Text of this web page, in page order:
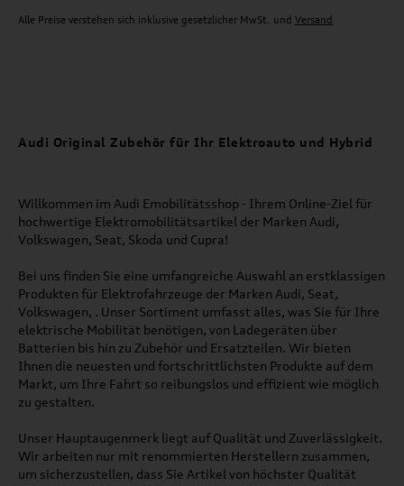
Alle Preise verstehen sich inklusive gesetzlicher MwSt. und Versand
Audi Original Zubehör für Ihr Elektroauto und Hybrid
Willkommen im Audi Emobilitätsshop - Ihrem Online-Ziel für
hochwertige Elektromobilitätsartikel der Marken Audi,
Volkswagen, Seat, Skoda und Cupra!
Bei uns finden Sie eine umfangreiche Auswahl an erstklassigen
Produkten für Elektrofahrzeuge der Marken Audi, Seat,
Volkswagen, . Unser Sortiment umfasst alles, was Sie für Ihre
elektrische Mobilität benötigen, von Ladegeräten über
Batterien bis hin zu Zubehör und Ersatzteilen. Wir bieten
Ihnen die neuesten und fortschrittlichsten Produkte auf dem
Markt, um Ihre Fahrt so reibungslos und effizient wie möglich
zu gestalten.
Unser Hauptaugenmerk liegt auf Qualität und Zuverlässigkeit.
Wir arbeiten nur mit renommierten Herstellern zusammen,
um sicherzustellen, dass Sie Artikel von höchster Qualität